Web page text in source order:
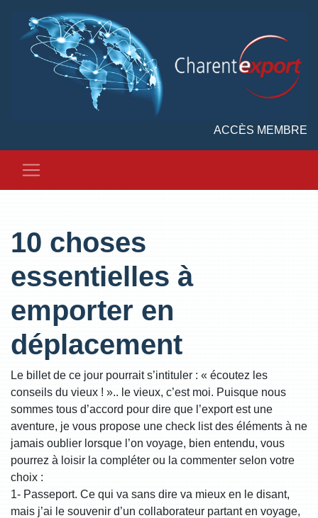
ACCÈS MEMBRE
10 choses
essentielles à
emporter en
déplacement
Le billet de ce jour pourrait s’intituler : « écoutez les
conseils du vieux ! ».. le vieux, c’est moi. Puisque nous
sommes tous d’accord pour dire que l’export est une
aventure, je vous propose une check list des éléments à ne
jamais oublier lorsque l’on voyage, bien entendu, vous
pourrez à loisir la compléter ou la commenter selon votre
choix :
1- Passeport. Ce qui va sans dire va mieux en le disant,
mais j’ai le souvenir d’un collaborateur partant en voyage,